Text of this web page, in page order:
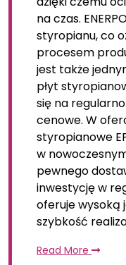
na czas.
styropianu, co
procesem
jest także
płyt
się na
cenowe. W
styropianowe
w
pewnego
inwestycję w
oferuje wysoką
szybkość
Read More